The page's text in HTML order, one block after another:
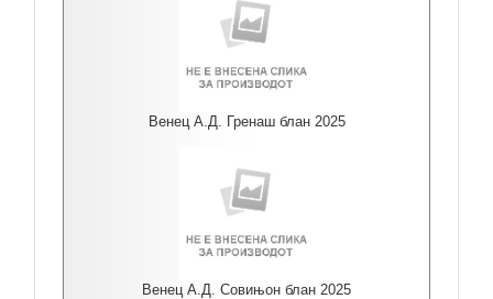
Венец А.Д. Гренаш блан 2025
Венец А.Д. Совињон блан 2025